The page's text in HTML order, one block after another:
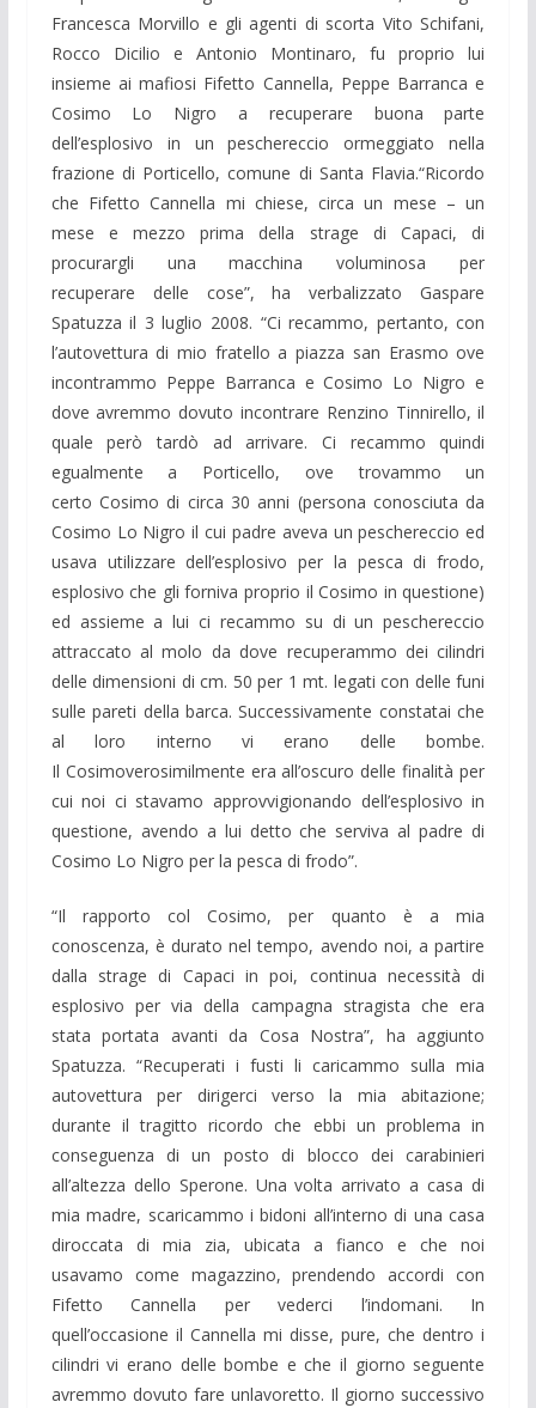
Francesca Morvillo e gli agenti di scorta Vito Schifani,
Rocco Dicilio e Antonio Montinaro, fu proprio lui
insieme ai mafiosi Fifetto Cannella, Peppe Barranca e
Cosimo Lo Nigro a recuperare buona parte
dell’esplosivo in un peschereccio ormeggiato nella
frazione di Porticello, comune di Santa Flavia.“Ricordo
che Fifetto Cannella mi chiese, circa un mese – un
mese e mezzo prima della strage di Capaci, di
procurargli una macchina voluminosa per
recuperare delle cose”, ha verbalizzato Gaspare
Spatuzza il 3 luglio 2008. “Ci recammo, pertanto, con
l’autovettura di mio fratello a piazza san Erasmo ove
incontrammo Peppe Barranca e Cosimo Lo Nigro e
dove avremmo dovuto incontrare Renzino Tinnirello, il
quale però tardò ad arrivare. Ci recammo quindi
egualmente a Porticello, ove trovammo un
certo Cosimo di circa 30 anni (persona conosciuta da
Cosimo Lo Nigro il cui padre aveva un peschereccio ed
usava utilizzare dell’esplosivo per la pesca di frodo,
esplosivo che gli forniva proprio il Cosimo in questione)
ed assieme a lui ci recammo su di un peschereccio
attraccato al molo da dove recuperammo dei cilindri
delle dimensioni di cm. 50 per 1 mt. legati con delle funi
sulle pareti della barca. Successivamente constatai che
al loro interno vi erano delle bombe.
Il Cosimoverosimilmente era all’oscuro delle finalità per
cui noi ci stavamo approvvigionando dell’esplosivo in
questione, avendo a lui detto che serviva al padre di
Cosimo Lo Nigro per la pesca di frodo”.
“Il rapporto col Cosimo, per quanto è a mia
conoscenza, è durato nel tempo, avendo noi, a partire
dalla strage di Capaci in poi, continua necessità di
esplosivo per via della campagna stragista che era
stata portata avanti da Cosa Nostra”, ha aggiunto
Spatuzza. “Recuperati i fusti li caricammo sulla mia
autovettura per dirigerci verso la mia abitazione;
durante il tragitto ricordo che ebbi un problema in
conseguenza di un posto di blocco dei carabinieri
all’altezza dello Sperone. Una volta arrivato a casa di
mia madre, scaricammo i bidoni all’interno di una casa
diroccata di mia zia, ubicata a fianco e che noi
usavamo come magazzino, prendendo accordi con
Fifetto Cannella per vederci l’indomani. In
quell’occasione il Cannella mi disse, pure, che dentro i
cilindri vi erano delle bombe e che il giorno seguente
avremmo dovuto fare unlavoretto. Il giorno successivo